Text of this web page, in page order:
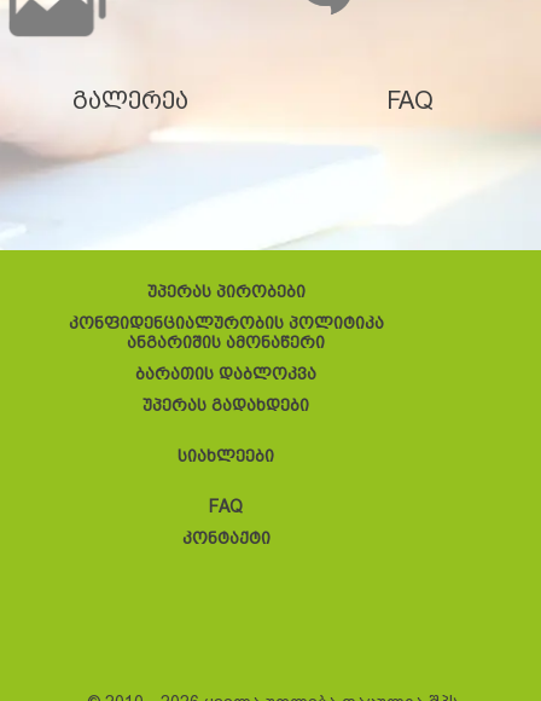
გალერეა FAQ
უპერას პირობები
კონფიდენციალურობის პოლიტიკა
ანგარიშის ამონაწერი
ბარათის დაბლოკვა
უპერას გადახდები
სიახლეები
FAQ
კონტაქტი